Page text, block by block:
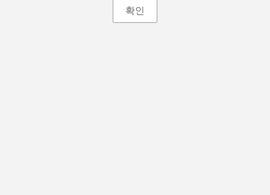
확인